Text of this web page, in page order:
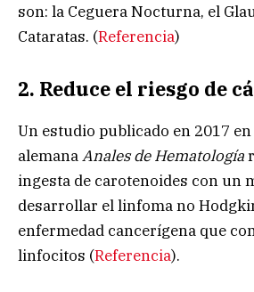
son: la Ceguera Nocturna, el
Cataratas. (Referencia)
2. Reduce el riesgo de
Un estudio publicado en 2017
alemanaAnales de Hematología
ingesta de carotenoides con un
desarrollar el linfoma no
enfermedad cancerígena que
linfocitos (Referencia).